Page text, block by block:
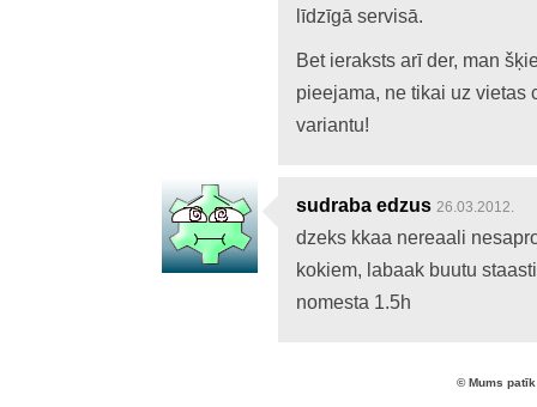
līdzīgā servisā.
Bet ieraksts arī der, man
pieejama, ne tikai uz vietas
variantu!
sudraba edzus 26.03.2012.
dzeks kkaa nereaali
kokiem, labaak buutu
nomesta 1.5h
© Mums